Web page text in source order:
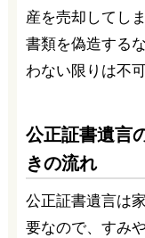
産を売却してし
書類を偽造する
わない限りは不
公正証書遺言
きの流れ
公正証書遺言は
要なので、すみ